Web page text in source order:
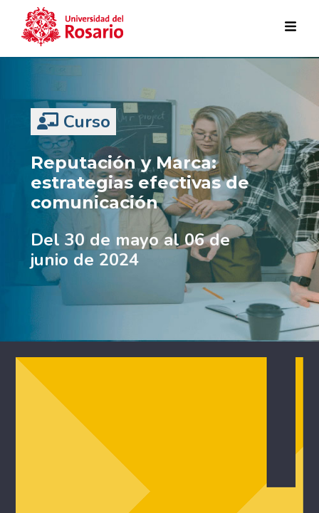
Curso
Reputación y Marca:
estrategias efectivas de
comunicación
Del 30 de mayo al 06 de
junio de 2024